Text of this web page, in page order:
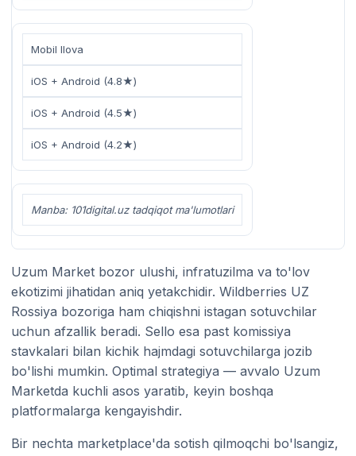
Mobil Ilova
iOS + Android (4.8★)
iOS + Android (4.5★)
iOS + Android (4.2★)
Manba: 101digital.uz tadqiqot ma'lumotlari
Uzum Market bozor ulushi, infratuzilma va to'lov
ekotizimi jihatidan aniq yetakchidir. Wildberries UZ
Rossiya bozoriga ham chiqishni istagan sotuvchilar
uchun afzallik beradi. Sello esa past komissiya
stavkalari bilan kichik hajmdagi sotuvchilarga jozib
bo'lishi mumkin. Optimal strategiya — avvalo Uzum
Marketda kuchli asos yaratib, keyin boshqa
platformalarga kengayishdir.
Bir nechta marketplace'da sotish qilmoqchi bo'lsangiz,